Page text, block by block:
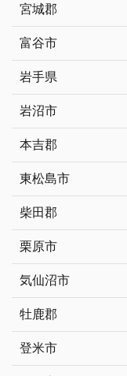
宮城郡
富谷市
岩手県
岩沼市
本吉郡
東松島市
柴田郡
栗原市
気仙沼市
牡鹿郡
登米市